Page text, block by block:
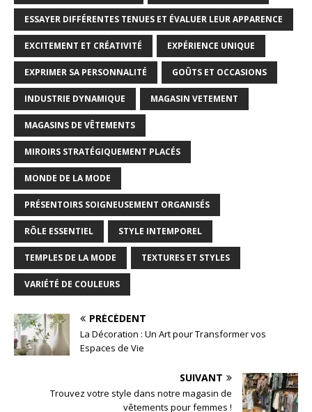
ESSAYER DIFFÉRENTES TENUES ET ÉVALUER LEUR APPARENCE
EXCITEMENT ET CRÉATIVITÉ EXPÉRIENCE UNIQUE
EXPRIMER SA PERSONNALITÉ GOÛTS ET OCCASIONS
INDUSTRIE DYNAMIQUE MAGASIN VETEMENT
MAGASINS DE VÊTEMENTS
MIROIRS STRATÉGIQUEMENT PLACÉS
MONDE DE LA MODE
PRÉSENTOIRS SOIGNEUSEMENT ORGANISÉS
RÔLE ESSENTIEL STYLE INTEMPOREL
TEMPLES DE LA MODE TEXTURES ET STYLES
VARIÉTÉ DE COULEURS
PRÉCÉDENT
La Décoration : Un Art pour Transformer vos
Espaces de Vie
SUIVANT
Trouvez votre style dans notre magasin de
vêtements pour femmes !